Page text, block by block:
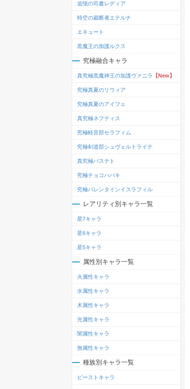
追憶の司書レディア
時空の裁断者エテルナ
エキュート
黒魔王の加護ルクス
究極融合キャラ
真究極黒魔神王の加護ヴァニラ 【New】
究極真夏のリウィア
究極真夏のアイフェ
真究極ネフティス
究極軽音部セラフィム
究極剣道部シュヴェルトライテ
真究極バステト
究極チョコハバキ
究極バレンタインイスラフィル
レアリティ別キャラ一覧
星7キャラ
星6キャラ
星5キャラ
属性別キャラ一覧
火属性キャラ
水属性キャラ
木属性キャラ
光属性キャラ
闇属性キャラ
無属性キャラ
種族別キャラ一覧
ビーストキャラ